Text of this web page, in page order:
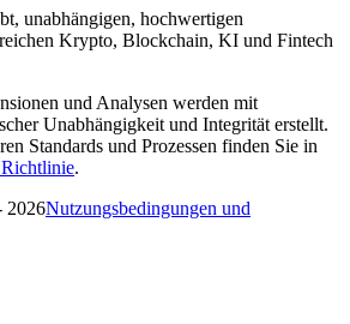
unabhängigen, hochwertigen
Krypto, Blockchain, KI und Fintech
und Analysen werden mit
Unabhängigkeit und Integrität erstellt.
Standards und Prozessen finden Sie in
.
2026Nutzungsbedingungen und